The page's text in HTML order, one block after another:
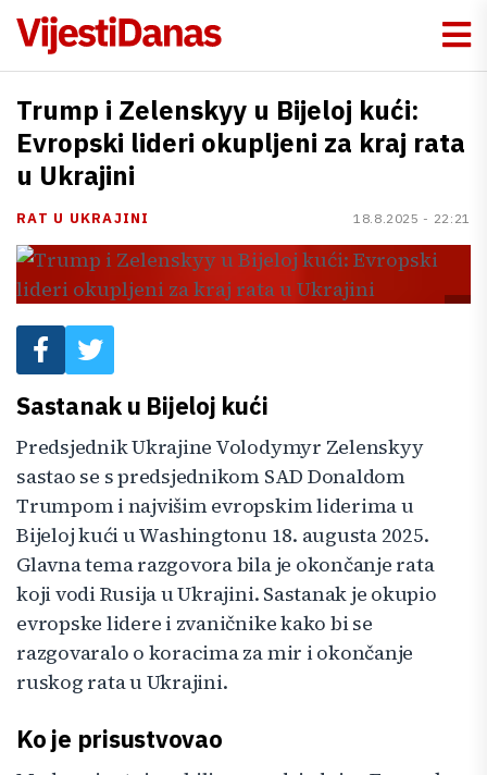
Trump i Zelenskyy u Bijeloj kući:
Evropski lideri okupljeni za kraj rata
u Ukrajini
RAT U UKRAJINI 18.8.2025 - 22:21
Sastanak u Bijeloj kući
Predsjednik Ukrajine Volodymyr Zelenskyy
sastao se s predsjednikom SAD Donaldom
Trumpom i najvišim evropskim liderima u
Bijeloj kući u Washingtonu 18. augusta 2025.
Glavna tema razgovora bila je okončanje rata
koji vodi Rusija u Ukrajini. Sastanak je okupio
evropske lidere i zvaničnike kako bi se
razgovaralo o koracima za mir i okončanje
ruskog rata u Ukrajini.
Ko je prisustvovao